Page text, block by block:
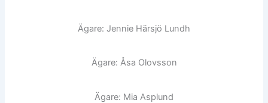
Ägare: Jennie Härsjö Lundh
Ägare: Åsa Olovsson
Ägare: Mia Asplund